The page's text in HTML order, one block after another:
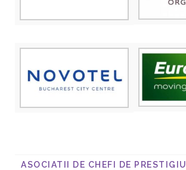
ASOCIATII DE CHEFI DE PRESTIGIU